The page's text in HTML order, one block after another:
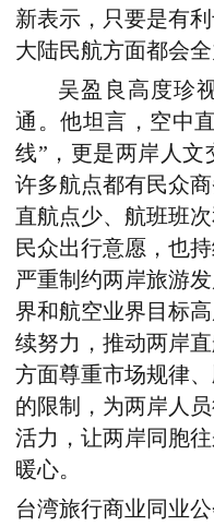
新表示，只要是有
大陆民航方面都会
吴盈良高度珍
通。他坦言，空中
线”，更是两岸人文
许多航点都有民众
直航点少、航班班
民众出行意愿，也
严重制约两岸旅游
界和航空业界目标
续努力，推动两岸
方面尊重市场规律
的限制，为两岸人
活力，让两岸同胞
暖心。
台湾旅行商业同业